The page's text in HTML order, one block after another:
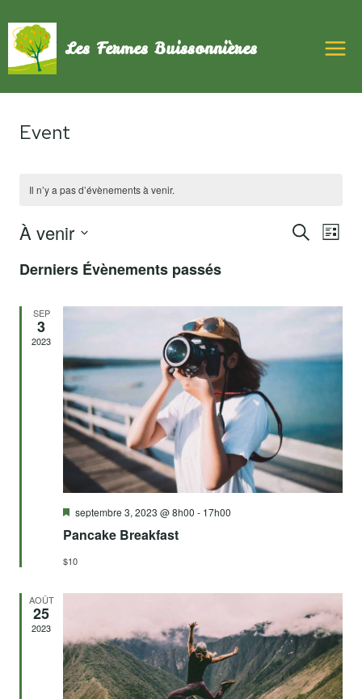
au
contenu
Les Fermes Buissonnières
Event
Il n’y a pas d’évènements à venir.
de
vues
LISTE
À venir
une
Derniers Évènements passés
SEP
3
2023
Mis
avant
septembre 3, 2023 @ 8h00 - 17h00
Pancake Breakfast
$10
AOÛT
25
2023